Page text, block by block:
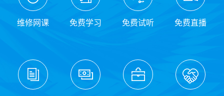
维修网课 免费学习 免费试听 免费直播